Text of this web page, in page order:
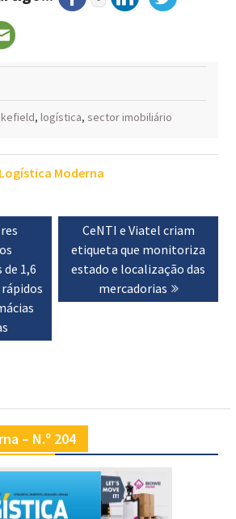
, logística, sector imobiliário
Logística Moderna
1,6
Next
post:
CeNTI e Viatel criam
etiqueta que monitoriza
estado e localização das
mercadorias
– N.º 204